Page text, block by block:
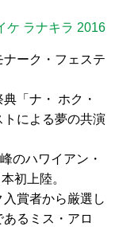
ケ ラナキラ 2016
ーク・フェステ
「ナ・ ホク・
による夢の共演
のハワイアン・
初上陸。
賞者から厳選し
るミス・アロ